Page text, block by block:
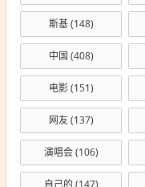
斯基(148)
中国 (408)
电影(151)
网友(137)
演唱会(106)